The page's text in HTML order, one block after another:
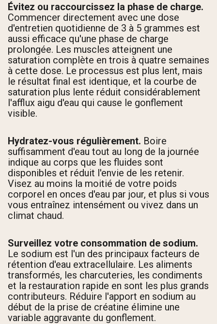
Évitez ou raccourcissez la phase de charge.
Commencer directement avec une dose
d'entretien quotidienne de 3 à 5 grammes est
aussi efficace qu'une phase de charge
prolongée. Les muscles atteignent une
saturation complète en trois à quatre semaines
à cette dose. Le processus est plus lent, mais
le résultat final est identique, et la courbe de
saturation plus lente réduit considérablement
l'afflux aigu d'eau qui cause le gonflement
visible.
Hydratez-vous régulièrement. Boire
suffisamment d'eau tout au long de la journée
indique au corps que les fluides sont
disponibles et réduit l'envie de les retenir.
Visez au moins la moitié de votre poids
corporel en onces d'eau par jour, et plus si vous
vous entraînez intensément ou vivez dans un
climat chaud.
Surveillez votre consommation de sodium.
Le sodium est l'un des principaux facteurs de
rétention d'eau extracellulaire. Les aliments
transformés, les charcuteries, les condiments
et la restauration rapide en sont les plus grands
contributeurs. Réduire l'apport en sodium au
début de la prise de créatine élimine une
variable aggravante du gonflement.